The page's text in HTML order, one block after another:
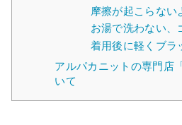
摩擦が起こらない
お湯で洗わない、
着用後に軽くブラ
アルパカニットの専門店
いて